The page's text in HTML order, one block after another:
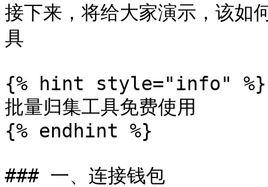
接下来，将给大家演示，该
具
{% hint style="info" %}
批量归集工具免费使用
{% endhint %}
### 一、连接钱包